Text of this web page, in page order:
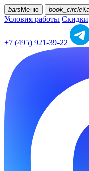
bars Меню book_circle
Условия работы Скидки
+7 (495) 921-39-22